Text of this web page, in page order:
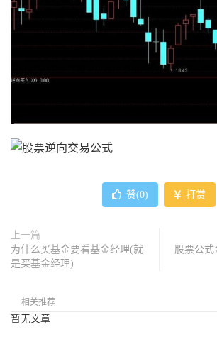
赞(0) 打赏
上一篇
为什么买基金要看基金经理(就
是买基金经理)
股票公式
相关推荐
暂无文章